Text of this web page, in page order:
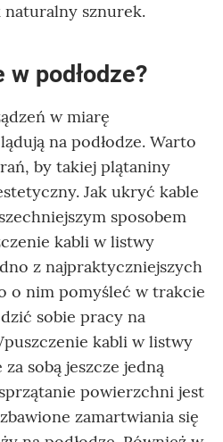
sznurek.
podłodze?
w miarę
na podłodze. Warto
by takiej plątaniny
Jak ukryć kable
sposobem
kabli w listwy
z najpraktyczniejszych
o nim pomyśleć w trakcie
sobie pracy na
kabli w listwy
sobą jeszcze jedną
powierzchni jest
zamartwiania się